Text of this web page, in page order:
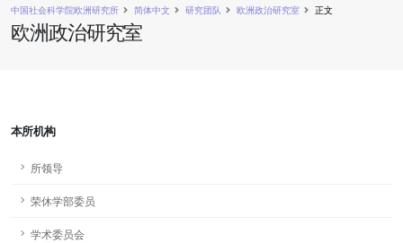
欧洲政治研究室
中国社会科学院欧洲研究所 简体中文 研究团队 欧洲政治研究室 正文
本所机构
所领导
荣休学部委员
学术委员会